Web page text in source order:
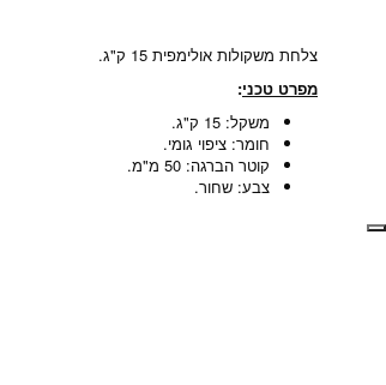
צלחת משקולות אולימפית 15 ק"ג.
מפרט טכני:
משקל: 15 ק"ג.
חומר: ציפוי גומי.
קוטר הברגה: 50 מ"מ.
צבע: שחור.